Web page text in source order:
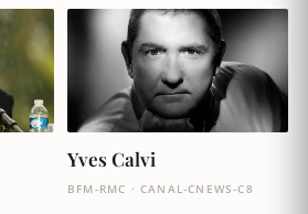
Yves Calvi
BFM-RMC · CANAL-CNEWS-C8